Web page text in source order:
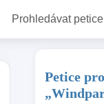
Prohledávat petice
Petice